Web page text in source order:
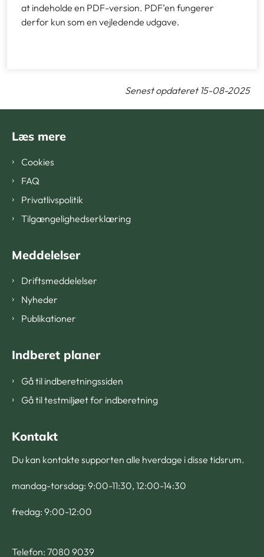
at indeholde en PDF-version. PDF’en fungerer
derfor kun som en vejledende udgave.
Senest opdateret 15-08-2025
Læs mere
Cookies
FAQ
Privatlivspolitik
Tilgængelighedserklæring
Meddelelser
Driftsmeddelelser
Nyheder
Publikationer
Indberet planer
Gå til indberetningssiden
Gå til testmiljøet for indberetning
Kontakt
Du kan kontakte supporten alle hverdage i disse tidsrum.
mandag-torsdag: 9:00-11:30, 12:00-14:30
fredag: 9:00-12:00
Telefon: 7080 9039